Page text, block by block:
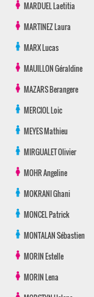
MARDUELLaetitia
MARTINEZLaura
MARXLucas
MAUILLONGéraldine
MAZARSBerangere
MERCIOLLoic
MEYESMathieu
MIRGUALETOlivier
MOHRAngeline
MOKRANIGhani
MONCELPatrick
MONTALANSébastien
MORINEstelle
MORINLena